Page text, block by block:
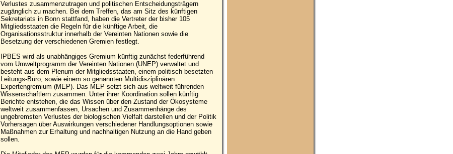
Verlustes zusammenzutragen und politischen Entscheidungsträgern
zugänglich zu machen. Bei dem Treffen, das am Sitz des künftigen
Sekretariats in Bonn stattfand, haben die Vertreter der bisher 105
Mitgliedsstaaten die Regeln für die künftige Arbeit, die
Organisationsstruktur innerhalb der Vereinten Nationen sowie die
Besetzung der verschiedenen Gremien festlegt.
IPBES wird als unabhängiges Gremium künftig zunächst federführend
vom Umweltprogramm der Vereinten Nationen (UNEP) verwaltet und
besteht aus dem Plenum der Mitgliedsstaaten, einem politisch besetzten
Leitungs-Büro, sowie einem so genannten Multidisziplinären
Expertengremium (MEP). Das MEP setzt sich aus weltweit führenden
Wissenschaftlern zusammen. Unter ihrer Koordination sollen künftig
Berichte entstehen, die das Wissen über den Zustand der Ökosysteme
weltweit zusammenfassen, Ursachen und Zusammenhänge des
ungebremsten Verlustes der biologischen Vielfalt darstellen und der Politik
Vorhersagen über Auswirkungen verschiedener Handlungsoptionen sowie
Maßnahmen zur Erhaltung und nachhaltigen Nutzung an die Hand geben
sollen.